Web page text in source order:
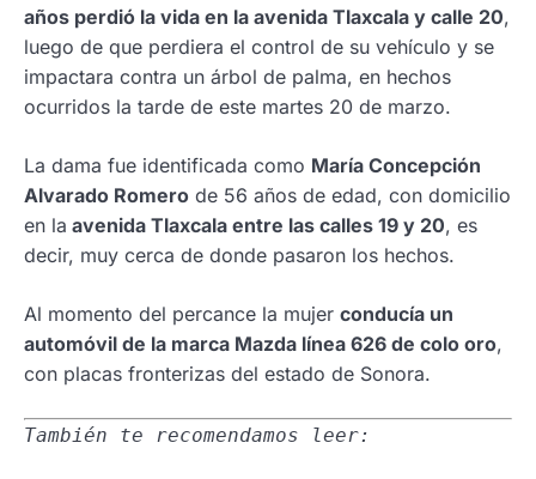
años perdió la vida en la avenida Tlaxcala y calle 20,
luego de que perdiera el control de su vehículo y se
impactara contra un árbol de palma, en hechos
ocurridos la tarde de este martes 20 de marzo.
La dama fue identificada como María Concepción
Alvarado Romero de 56 años de edad, con domicilio
en la avenida Tlaxcala entre las calles 19 y 20, es
decir, muy cerca de donde pasaron los hechos.
Al momento del percance la mujer conducía un
automóvil de la marca Mazda línea 626 de colo oro,
con placas fronterizas del estado de Sonora.
También te recomendamos leer: